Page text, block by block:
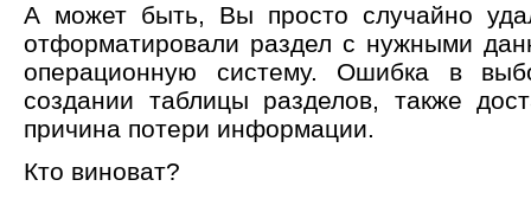
А может быть, Вы просто случайно
отформатировали раздел с нужными
операционную систему. Ошибка в
создании таблицы разделов, также
причина потери информации.
Кто виноват?